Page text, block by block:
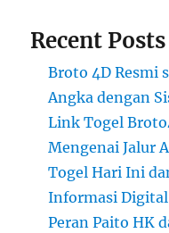
Recent Posts
Broto 4D Resmi
Angka dengan
Link Togel
Mengenai Jalur
Togel Hari Ini
Informasi Digital
Peran Paito HK